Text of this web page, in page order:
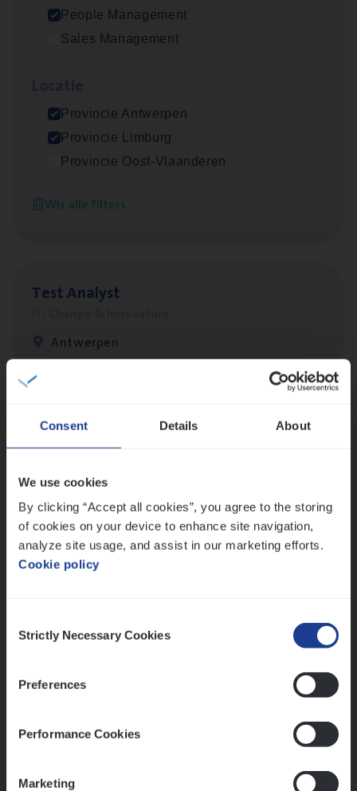
Consent Details About
We use cookies
By clicking “Accept all cookies”, you agree to the storing
of cookies on your device to enhance site navigation,
analyze site usage, and assist in our marketing efforts.
Cookie policy
Selection
Strictly Necessary Cookies
Preferences
Performance Cookies
Marketing
People Management
Sales Management
Provincie Antwerpen
Provincie Limburg
Provincie Oost-Vlaanderen
Wis alle filters
Busi­ness Mana­ger Mari­ne Cargo
Busi­ness Analyst
Antwerpen
Test Ana­lyst
Antwerpen
Lees onze verhalen
Meer dan collega’s: hoe Julie en Aurélie elkaar
Mathias houdt van diepgaande dossiers én droge
humor
Thalia zoekt graag oplossingen, in games én op het
werk
Ons sollicitatieproces